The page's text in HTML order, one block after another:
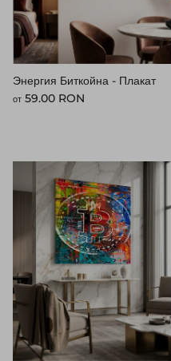
Энергия Биткойна - Плакат
Стандартная цена
от 59.00 RON